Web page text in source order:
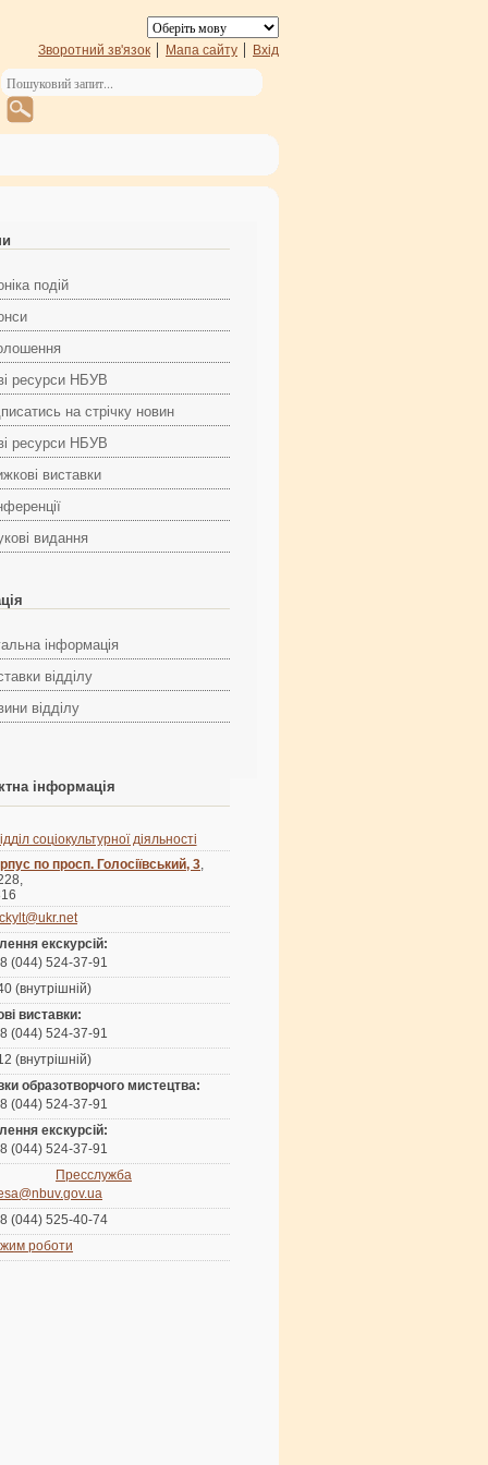
Зворотний зв'язок Мапа сайту Вхід
подій
ресурси НБУВ
на стрічку новин
ресурси НБУВ
виставки
видання
інформація
відділу
відділу
інформація
соціокультурної діяльності
по просп. Голосіївський, 3,
екскурсій:
(044) 524-37-91
(внутрішній)
виставки:
(044) 524-37-91
(внутрішній)
образотворчого мистецтва:
(044) 524-37-91
екскурсій:
(044) 524-37-91
Пресслужба
(044) 525-40-74
роботи